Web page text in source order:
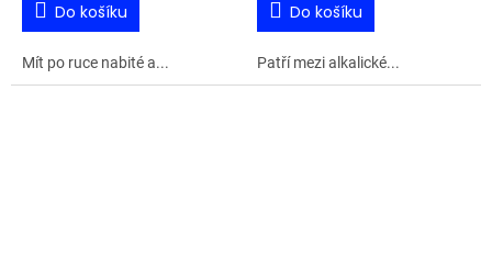
Do košíku
Mít po ruce nabité a...
Do košíku
Patří mezi alkalické...